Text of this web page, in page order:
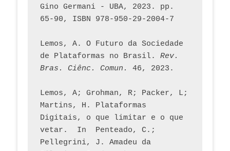
Gino Germani - UBA, 2023. pp.
65-90, ISBN 978-950-29-2004-7
Lemos, A. O Futuro da Sociedade
de Plataformas no Brasil. Rev.
Bras. Ciênc. Comun.
Lemos, A; Grohman, R; Packer, L;
Martins, H. Plataformas
Digitais, o que limitar e o que
vetar.  In  Penteado, C.;
Pellegrini, J. Amadeu da